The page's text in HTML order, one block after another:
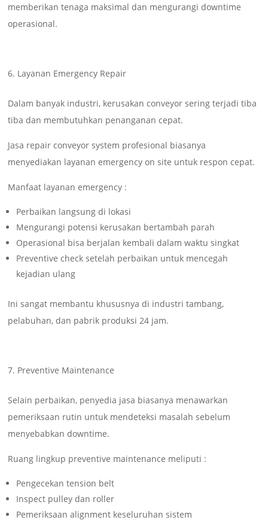
memberikan tenaga maksimal dan mengurangi downtime
operasional.
Layanan Emergency Repair
Dalam banyak industri, kerusakan conveyor sering terjadi tiba
tiba dan membutuhkan penanganan cepat.
Jasa repair conveyor system profesional biasanya
menyediakan layanan emergency on site untuk respon cepat.
Manfaat layanan emergency :
Perbaikan langsung di lokasi
Mengurangi potensi kerusakan bertambah parah
Operasional bisa berjalan kembali dalam waktu singkat
Preventive check setelah perbaikan untuk mencegah
kejadian ulang
Ini sangat membantu khususnya di industri tambang,
pelabuhan, dan pabrik produksi 24 jam.
Preventive Maintenance
Selain perbaikan, penyedia jasa biasanya menawarkan
pemeriksaan rutin untuk mendeteksi masalah sebelum
menyebabkan downtime.
Ruang lingkup preventive maintenance meliputi :
Pengecekan tension belt
Inspect pulley dan roller
Pemeriksaan alignment keseluruhan sistem